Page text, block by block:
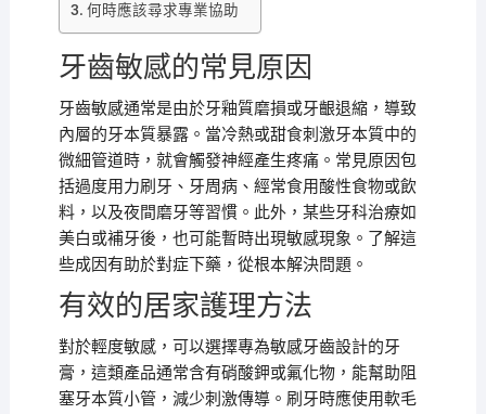
何時應該尋求專業協助
牙齒敏感的常見原因
牙齒敏感通常是由於牙釉質磨損或牙齦退縮，導致
內層的牙本質暴露。當冷熱或甜食刺激牙本質中的
微細管道時，就會觸發神經產生疼痛。常見原因包
括過度用力刷牙、牙周病、經常食用酸性食物或飲
料，以及夜間磨牙等習慣。此外，某些牙科治療如
美白或補牙後，也可能暫時出現敏感現象。了解這
些成因有助於對症下藥，從根本解決問題。
有效的居家護理方法
對於輕度敏感，可以選擇專為敏感牙齒設計的牙
膏，這類產品通常含有硝酸鉀或氟化物，能幫助阻
塞牙本質小管，減少刺激傳導。刷牙時應使用軟毛